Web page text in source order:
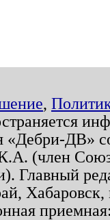
,
«Дебри-ДВ»
(член
Главный